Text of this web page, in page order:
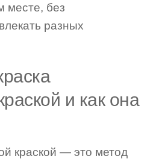
месте, без
разных
и как она
краской — это метод